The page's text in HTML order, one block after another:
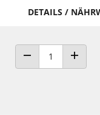
DETAILS /
ANZAHL VERRINGERN